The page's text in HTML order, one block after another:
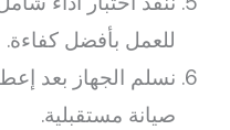
للعمل بأفضل كفاءة.
نسلم الجهاز بعد
صيانة مستقبلية.